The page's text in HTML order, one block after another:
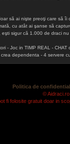
să ai nişte preoţi care să
cu atât ai şanse să
sigur că 1.000 de draci
- Joc in TIMP REAL -
dependenta - 4 servere
Politica de
©
fi folosite gratuit doar in